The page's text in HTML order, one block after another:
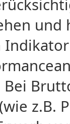
z.B.